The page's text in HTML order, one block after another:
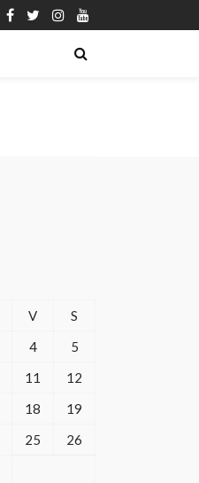
V
S
4
5
11
12
18
19
25
26